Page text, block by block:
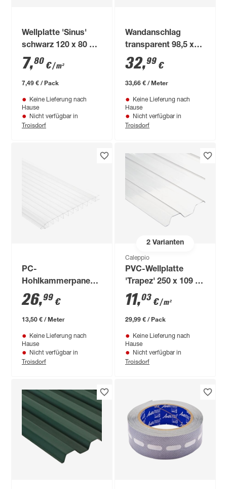
Wellplatte 'Sinus'
schwarz 120 x 80 x
0,12 cm
7,80 €/ m²
7,49 € / Pack
Keine Lieferung nach
Hause
Nicht verfügbar in
Troisdorf
Wandanschlag
transparent 98,5 x
15 x 5 cm
32,99 €
33,66 € / Meter
Keine Lieferung nach
Hause
Nicht verfügbar in
Troisdorf
PC-
Hohlkammerpaneel
transparent 200 x 20
cm
26,99 €
13,50 € / Meter
Keine Lieferung nach
Hause
Nicht verfügbar in
Troisdorf
2Varianten
Caleppio
PVC-Wellplatte
'Trapez' 250 x 109 x
0,09 cm
11,03 €/ m²
29,99 € / Pack
Keine Lieferung nach
Hause
Nicht verfügbar in
Troisdorf